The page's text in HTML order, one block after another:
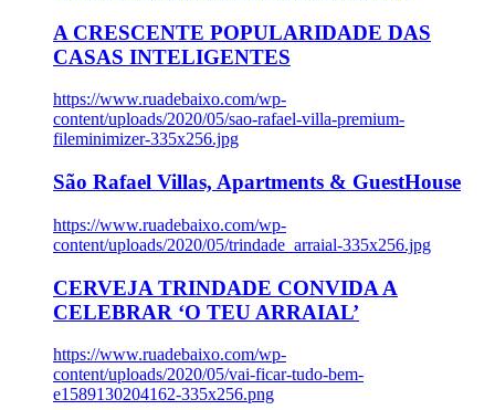
A CRESCENTE POPULARIDADE DAS
CASAS INTELIGENTES
https://www.ruadebaixo.com/wp-
content/uploads/2020/05/sao-rafael-villa-premium-
fileminimizer-335x256.jpg
São Rafael Villas, Apartments & GuestHouse
https://www.ruadebaixo.com/wp-
content/uploads/2020/05/trindade_arraial-335x256.jpg
CERVEJA TRINDADE CONVIDA A
CELEBRAR ‘O TEU ARRAIAL’
https://www.ruadebaixo.com/wp-
content/uploads/2020/05/vai-ficar-tudo-bem-
e1589130204162-335x256.png